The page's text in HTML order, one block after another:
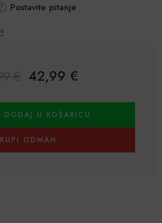
Postavite pitanje
42,99 €
DODAJ U KOŠARICU
KUPI ODMAH